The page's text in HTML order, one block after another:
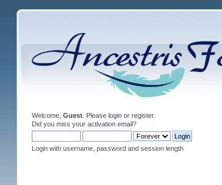
Welcome, Guest. Please loginor register.
Did you miss your activation email?
Login with username, password and session length